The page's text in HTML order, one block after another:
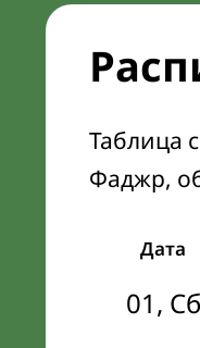
Таблица
Фаджр,
Дата
01, Сб